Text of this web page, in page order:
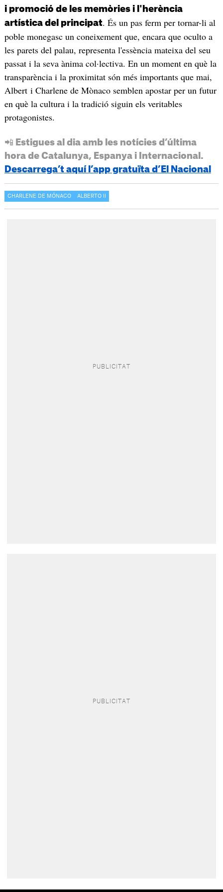
i promoció de les memòries i l'herència
artística del principat. És un pas ferm per tornar-li al
poble monegasc un coneixement que, encara que oculto a
les parets del palau, representa l'essència mateixa del seu
passat i la seva ànima col·lectiva. En un moment en què la
transparència i la proximitat són més importants que mai,
Albert i Charlene de Mònaco semblen apostar per un futur
en què la cultura i la tradició siguin els veritables
protagonistes.
📲 Estigues al dia amb les notícies d’última
hora de Catalunya, Espanya i Internacional.
Descarrega’t aquí l’app gratuïta d’El Nacional
CHARLENE DE MÓNACO ALBERTO II